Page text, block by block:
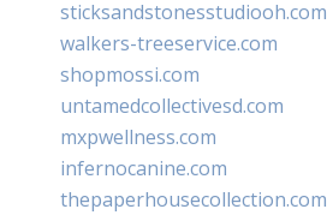
sticksandstonesstudiooh.com
walkers-treeservice.com
shopmossi.com
untamedcollectivesd.com
mxpwellness.com
infernocanine.com
thepaperhousecollection.com